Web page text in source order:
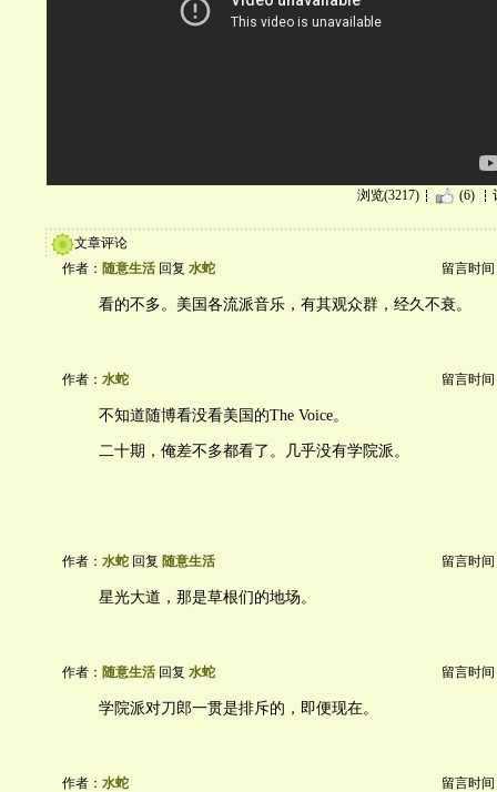
浏览(3217) (6)
文章评论
作者： 随意生活 回复 水蛇 留言时间
看的不多。美国各流派音乐，有其观众群，经久不衰。
作者： 水蛇 留言时间
不知道随博看没看美国的The Voice。
二十期，俺差不多都看了。几乎没有学院派。
作者： 水蛇 回复 随意生活 留言时间
星光大道，那是草根们的地场。
作者： 随意生活 回复 水蛇 留言时间
学院派对刀郎一贯是排斥的，即便现在。
作者： 水蛇 留言时间